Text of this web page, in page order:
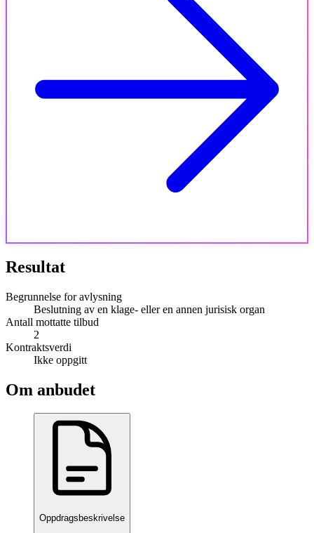
Resultat
Begrunnelse for avlysning
Beslutning av en klage- eller en annen jurisisk organ
Antall mottatte tilbud
2
Kontraktsverdi
Ikke oppgitt
Om anbudet
Oppdragsbeskrivelse